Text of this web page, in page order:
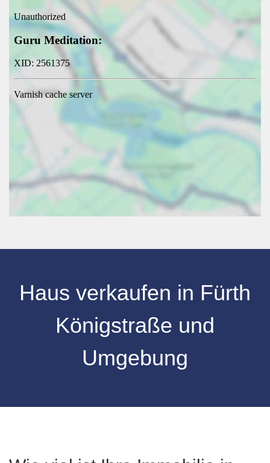
Haus verkaufen in Fürth
Königstraße und
Umgebung